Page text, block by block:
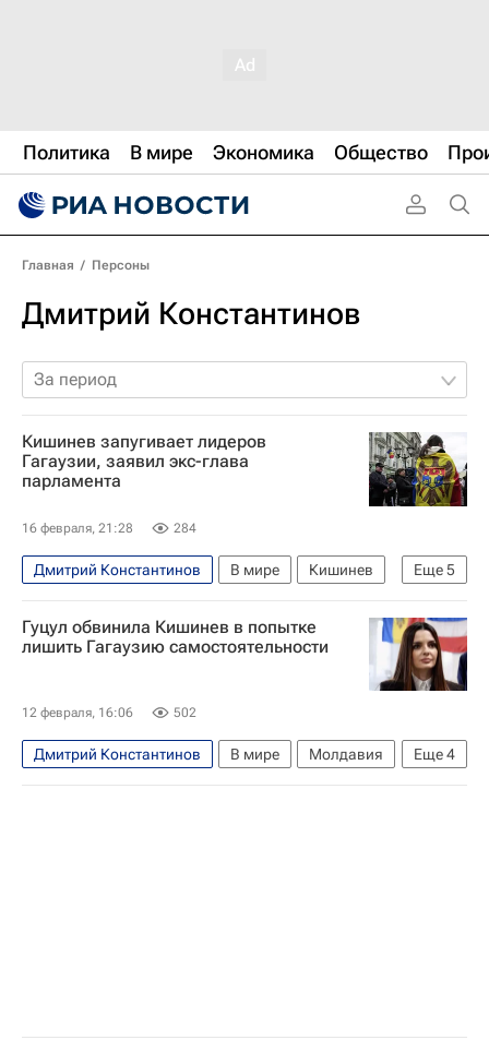
Политика В мире Экономика Общество
Главная / Персоны
Дмитрий Константинов
За период
Кишинев запугивает лидеров
Гагаузии, заявил экс-глава
парламента
16 февраля, 21:28 284
Еще5
Дмитрий Константинов В мире
Кишинев
Гагаузия
Молдавия
Евгения Гуцул
Майя Санду
Евросоюз
Гуцул обвинила Кишинев в попытке
лишить Гагаузию самостоятельности
12 февраля, 16:06 502
Еще4
Дмитрий Константинов В мире
Молдавия
Гагаузия
Кишинев
Евгения Гуцул